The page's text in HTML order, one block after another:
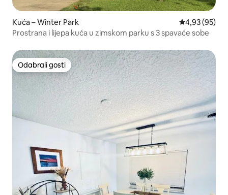
Kuća – Winter Park Prosječna
4,93 (95)
Prostrana i lijepa kuća u zimskom parku s 3 spavaće sobe
Odabrali gosti
Odabrali gosti